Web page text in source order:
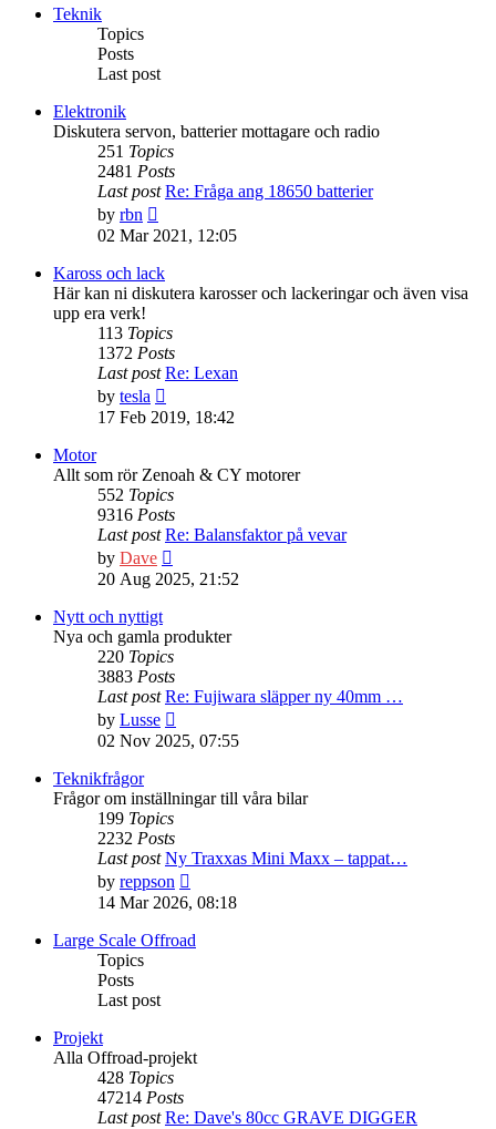
Teknik
Topics
Posts
Last post
Elektronik
Diskutera servon, batterier mottagare och radio
251 Topics
2481 Posts
Last post Re: Fråga ang 18650 batterier
by rbn
the
post
02 Mar 2021, 12:05
Kaross och lack
Här kan ni diskutera karosser och lackeringar och även visa
upp era verk!
113 Topics
1372 Posts
Last post Re: Lexan
by tesla
the
17 Feb 2019, 18:42
Motor
Allt som rör Zenoah & CY motorer
552 Topics
9316 Posts
Last post Re: Balansfaktor på vevar
by Dave
the
20 Aug 2025, 21:52
Nytt och nyttigt
Nya och gamla produkter
220 Topics
3883 Posts
Last post Re: Fujiwara släpper ny 40mm …
by Lusse
the
02 Nov 2025, 07:55
Teknikfrågor
Frågor om inställningar till våra bilar
199 Topics
2232 Posts
Last post Ny Traxxas Mini Maxx – tappat…
by reppson
the
post
14 Mar 2026, 08:18
Large Scale Offroad
Topics
Posts
Last post
Projekt
Alla Offroad-projekt
428 Topics
47214 Posts
Last post Re: Dave's 80cc GRAVE DIGGER